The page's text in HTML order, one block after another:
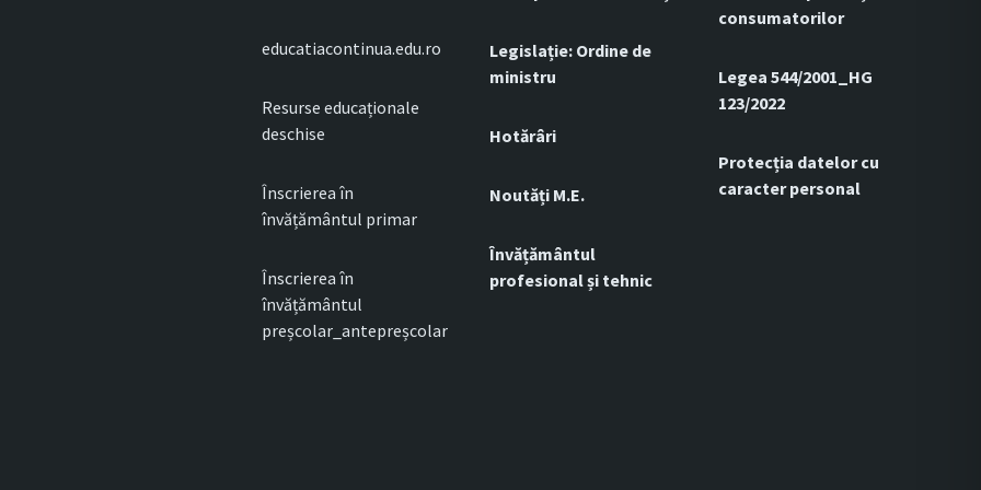
educatiacontinua.edu.ro
Resurse educaționale
deschise
Înscrierea în
învățământul primar
Înscrierea în
învățământul
preșcolar_antepreșcolar
Legislație: Ordine de
ministru
Hotărâri
Noutăți M.E.
Învățământul
profesional și tehnic
consumatorilor
Legea 544/2001_HG
123/2022
Protecția datelor cu
caracter personal